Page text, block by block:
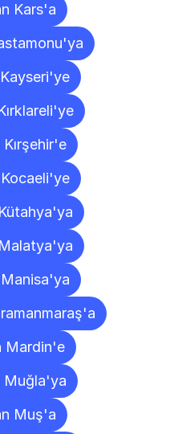
Kars'a
Mardin'e
Muğla'ya
Muş'a